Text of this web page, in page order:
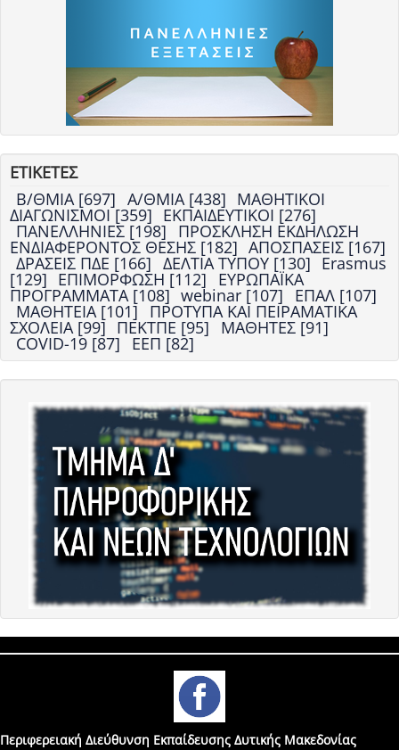
ΕΤΙΚΕΤΕΣ
Β/ΘΜΙΑ [697] Α/ΘΜΙΑ [438] ΜΑΘΗΤΙΚΟΙ
ΔΙΑΓΩΝΙΣΜΟΙ [359] ΕΚΠΑΙΔΕΥΤΙΚΟΙ [276]
ΠΑΝΕΛΛΗΝΙΕΣ [198] ΠΡΟΣΚΛΗΣΗ ΕΚΔΗΛΩΣΗ
ΕΝΔΙΑΦΕΡΟΝΤΟΣ ΘΕΣΗΣ [182] ΑΠΟΣΠΑΣΕΙΣ [167]
ΔΡΑΣΕΙΣ ΠΔΕ [166] ΔΕΛΤΙΑ ΤΥΠΟΥ [130] Erasmus
[129] ΕΠΙΜΟΡΦΩΣΗ [112] ΕΥΡΩΠΑΪΚΑ
ΠΡΟΓΡΑΜΜΑΤΑ [108] webinar [107] ΕΠΑΛ [107]
ΜΑΘΗΤΕΙΑ [101] ΠΡΟΤΥΠΑ ΚΑΙ ΠΕΙΡΑΜΑΤΙΚΑ
ΣΧΟΛΕΙΑ [99] ΠΕΚΤΠΕ [95] ΜΑΘΗΤΕΣ [91]
COVID-19 [87] ΕΕΠ [82]
Περιφερειακή Διεύθυνση Εκπαίδευσης Δυτικής Μακεδονίας